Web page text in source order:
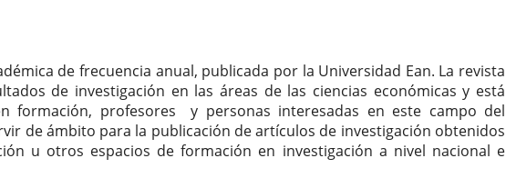
de frecuencia anual, publicada por la Universidad Ean. La revista
de investigación en las áreas de las ciencias económicas y está
formación, profesores y personas interesadas en este campo del
de ámbito para la publicación de artículos de investigación obtenidos
u otros espacios de formación en investigación a nivel nacional e